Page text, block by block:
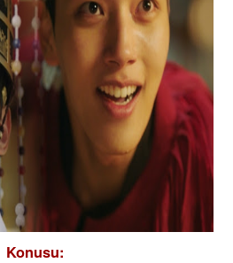
Konusu: